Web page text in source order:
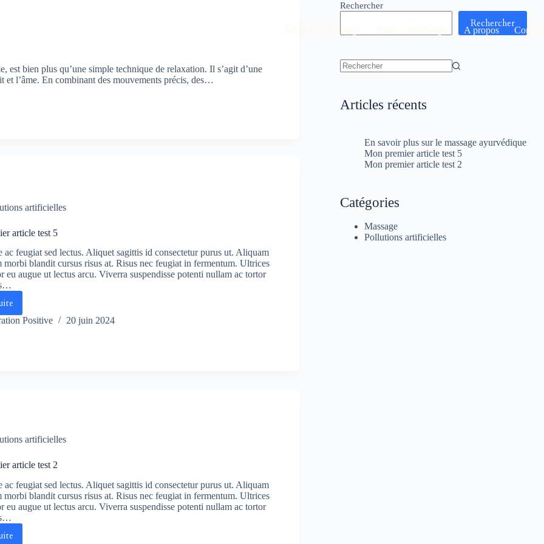
Accueil Massage Reiki – Bioénergie A propos Contact
est bien plus qu’une simple technique de relaxation. Il s’agit d’une
et l’âme. En combinant des mouvements précis, des…
artificielles
article test 5
ac feugiat sed lectus. Aliquet sagittis id consectetur purus ut. Aliquam
morbi blandit cursus risus at. Risus nec feugiat in fermentum. Ultrices
eu augue ut lectus arcu. Viverra suspendisse potenti nullam ac tortor
Positive 20 juin 2024
artificielles
article test 2
ac feugiat sed lectus. Aliquet sagittis id consectetur purus ut. Aliquam
morbi blandit cursus risus at. Risus nec feugiat in fermentum. Ultrices
eu augue ut lectus arcu. Viverra suspendisse potenti nullam ac tortor
Rechercher
Rechercher
Articles récents
En savoir plus sur le massage ayurvédique
Mon premier article test 5
Mon premier article test 2
Catégories
Massage
Pollutions artificielles